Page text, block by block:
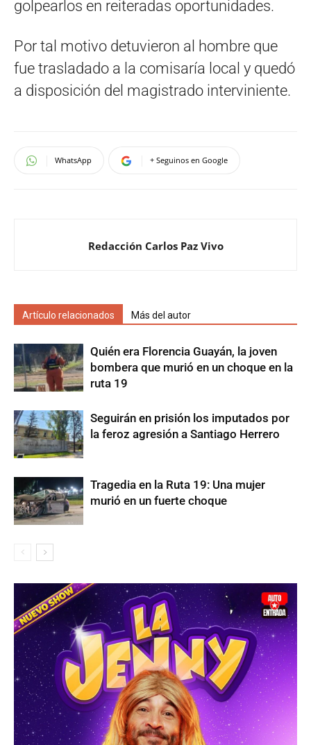
golpearlos en reiteradas oportunidades.
Por tal motivo detuvieron al hombre que
fue trasladado a la comisaría local y quedó
a disposición del magistrado interviniente.
WhatsApp + Seguinos en Google
Redacción Carlos Paz Vivo
Artículo relacionados Más del autor
Quién era Florencia Guayán, la joven
bombera que murió en un choque en la
ruta 19
Seguirán en prisión los imputados por
la feroz agresión a Santiago Herrero
Tragedia en la Ruta 19: Una mujer
murió en un fuerte choque